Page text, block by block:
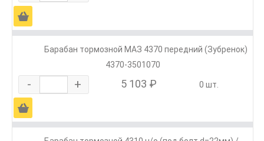
Ä
Барабан тормозной МАЗ 4370 передний (Зубренок)
4370-3501070
- + 5 103 ₽ 0 шт.
Ä